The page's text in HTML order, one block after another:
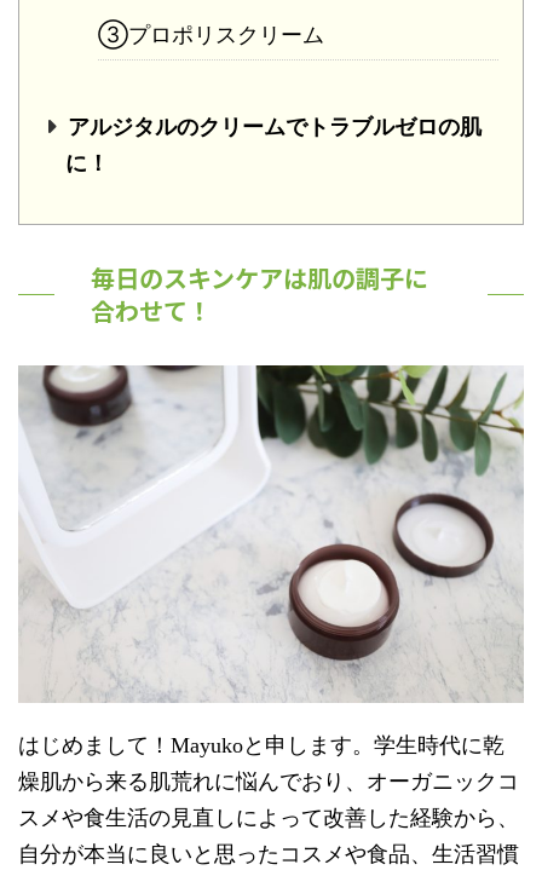
③プロポリスクリーム
アルジタルのクリームでトラブルゼロの肌
に！
毎日のスキンケアは肌の調子に
合わせて！
はじめまして！Mayukoと申します。学生時代に乾
燥肌から来る肌荒れに悩んでおり、オーガニックコ
スメや食生活の見直しによって改善した経験から、
自分が本当に良いと思ったコスメや食品、生活習慣